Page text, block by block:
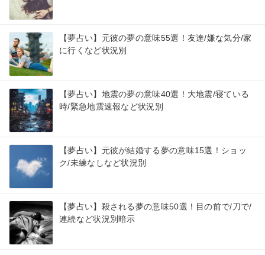
【夢占い】元彼の夢の意味55選！友達/嫌な気分/家
に行くなど状況別
【夢占い】地震の夢の意味40選！大地震/寝ている
時/緊急地震速報など状況別
【夢占い】元彼が結婚する夢の意味15選！ショッ
ク/未練なしなど状況別
【夢占い】殺される夢の意味50選！目の前で/刀で/
連続など状況別暗示